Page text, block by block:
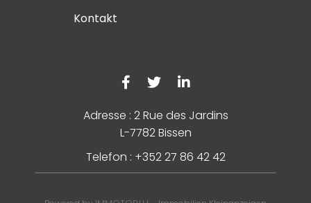
Kontakt
Adresse : 2 Rue des Jardins
L-7782 Bissen
Telefon : +352 27 86 42 42